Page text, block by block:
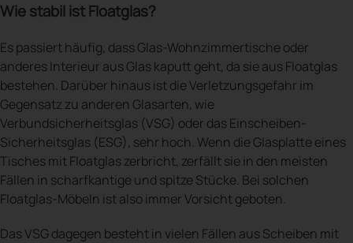
Wie stabil ist Floatglas?
Es passiert häufig, dass Glas-Wohnzimmertische oder
anderes Interieur aus Glas kaputt geht, da sie aus Floatglas
bestehen. Darüber hinaus ist die Verletzungsgefahr im
Gegensatz zu anderen Glasarten, wie
Verbundsicherheitsglas (VSG) oder das Einscheiben-
Sicherheitsglas (ESG), sehr hoch. Wenn die Glasplatte eines
Tisches mit Floatglas zerbricht, zerfällt sie in den meisten
Fällen in scharfkantige und spitze Stücke. Bei solchen
Floatglas-Möbeln ist also immer Vorsicht geboten.
Das VSG dagegen besteht in vielen Fällen aus Scheiben mit